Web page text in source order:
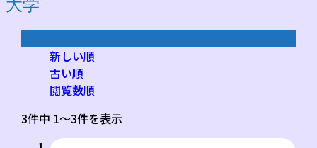
大学
新しい順
古い順
閲覧数順
3件中 1〜3件を表示